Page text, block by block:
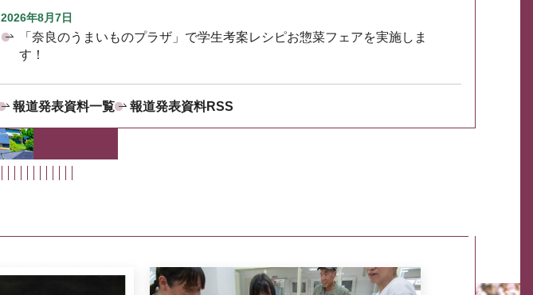
2026年8月7日
「奈良のうまいものプラザ」で学生考案レシピお惣菜フェアを実施しま
す！
報道発表資料一覧 報道発表資料RSS